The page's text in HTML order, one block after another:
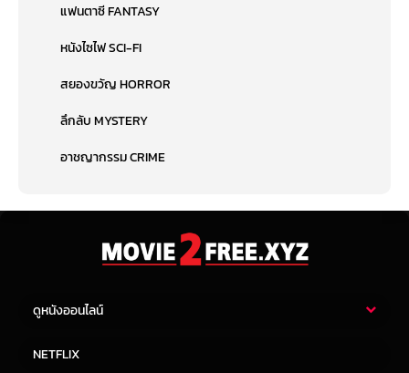
แฟนตาซี FANTASY
หนังไซไฟ SCI-FI
สยองขวัญ HORROR
ลึกลับ MYSTERY
อาชญากรรม CRIME
ดูหนังออนไลน์
NETFLIX